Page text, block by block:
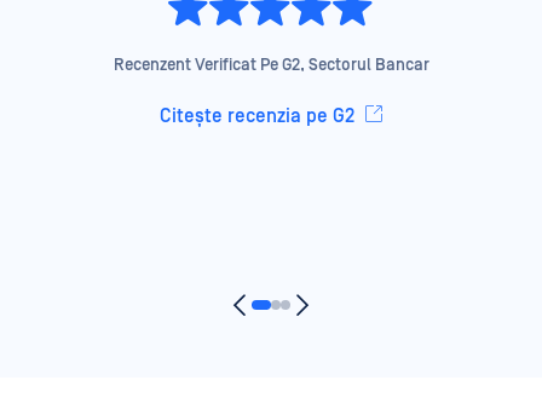
Recenzent Verificat Pe G2, Sectorul Bancar
Citește recenzia pe G2